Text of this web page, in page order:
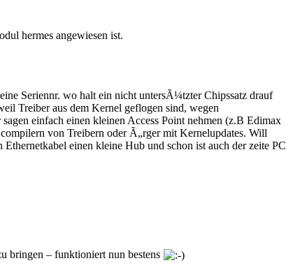
hermes angewiesen ist.
Seriennr. wo halt ein nicht untersÃ¼tzter Chipssatz drauf
Treiber aus dem Kernel geflogen sind, wegen
einfach einen kleinen Access Point nehmen (z.B Edimax
von Treibern oder Ã„rger mit Kernelupdates. Will
einen kleine Hub und schon ist auch der zeite PC
bringen – funktioniert nun bestens